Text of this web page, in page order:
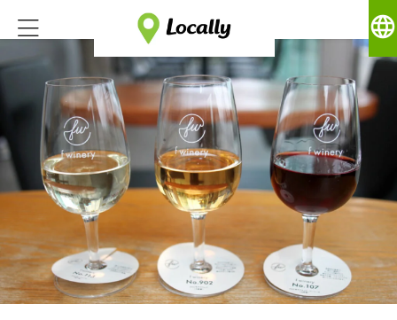
language